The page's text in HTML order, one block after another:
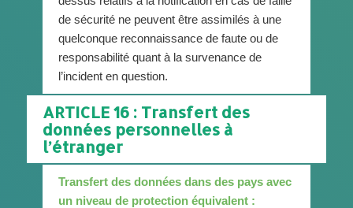
de sécurité ne peuvent être assimilés à une
quelconque reconnaissance de faute ou de
responsabilité quant à la survenance de
l’incident en question.
ARTICLE 16 : Transfert des
données personnelles à
l’étranger
Transfert des données dans des pays avec
un niveau de protection équivalent :